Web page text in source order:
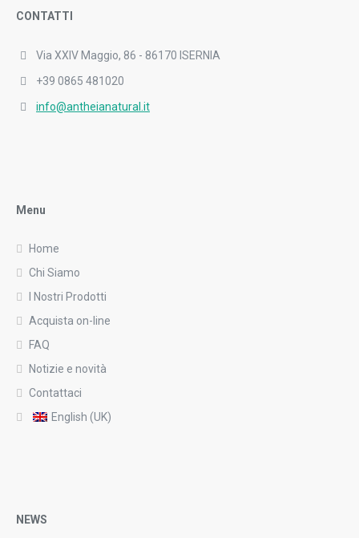
CONTATTI
Via XXIV Maggio, 86 - 86170 ISERNIA
+39 0865 481020
info@antheianatural.it
Menu
Home
Chi Siamo
I Nostri Prodotti
Acquista on-line
FAQ
Notizie e novità
Contattaci
English (UK)
NEWS